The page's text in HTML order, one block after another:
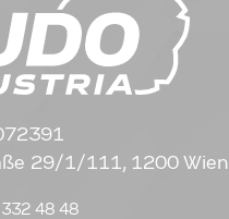
29/1/111, 1200 Wien
48 48